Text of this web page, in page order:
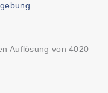
Auflösung von 4020